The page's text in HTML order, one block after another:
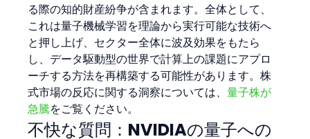
る際の知的財産紛争が含まれます。全体として、
これは量子機械学習を理論から実行可能な技術へ
と押し上げ、セクター全体に波及効果をもたら
し、データ駆動型の世界で計算上の課題にアプロ
ーチする方法を再構築する可能性があります。株
式市場の反応に関する洞察については、量子株が
急騰をご覧ください。
不快な質問：NVIDIAの量子への